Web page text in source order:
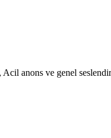
anons ve genel